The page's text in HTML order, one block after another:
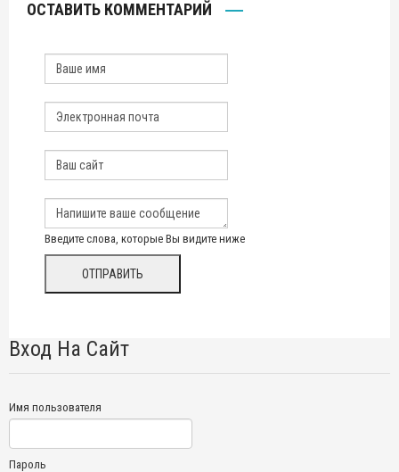
ОСТАВИТЬ КОММЕНТАРИЙ
Введите слова, которые Вы видите ниже
Вход На Сайт
Имя пользователя
Пароль